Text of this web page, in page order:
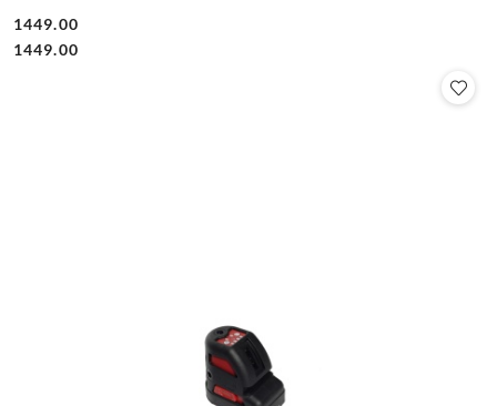
Cena:
1449.00
Cena:
1449.00